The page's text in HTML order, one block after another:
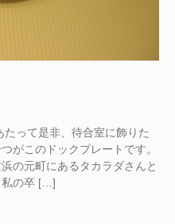
って是非、待合室に飾りた
がこのドックプレートです。
の元町にあるタカラダさんと
私の卒 […]